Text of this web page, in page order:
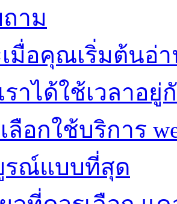
าม
มื่อคุณเริ่มต้นอ่า
ราได้ใช้เวลาอยู่
ลือกใช้บริการ
รณ์แบบที่สุด